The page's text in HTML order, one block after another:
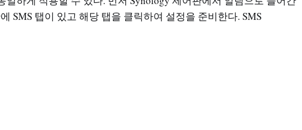
SMS 탭이 있고 해당 탭을 클릭하여 설정을 준비한다. SMS